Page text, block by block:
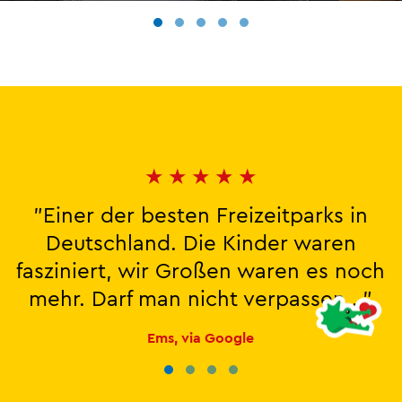
★ ★ ★ ★ ★
"Einer der besten Freizeitparks in
Deutschland. Die Kinder waren
fasziniert, wir Großen waren es noch
mehr. Darf man nicht verpassen..."
Ems, via Google